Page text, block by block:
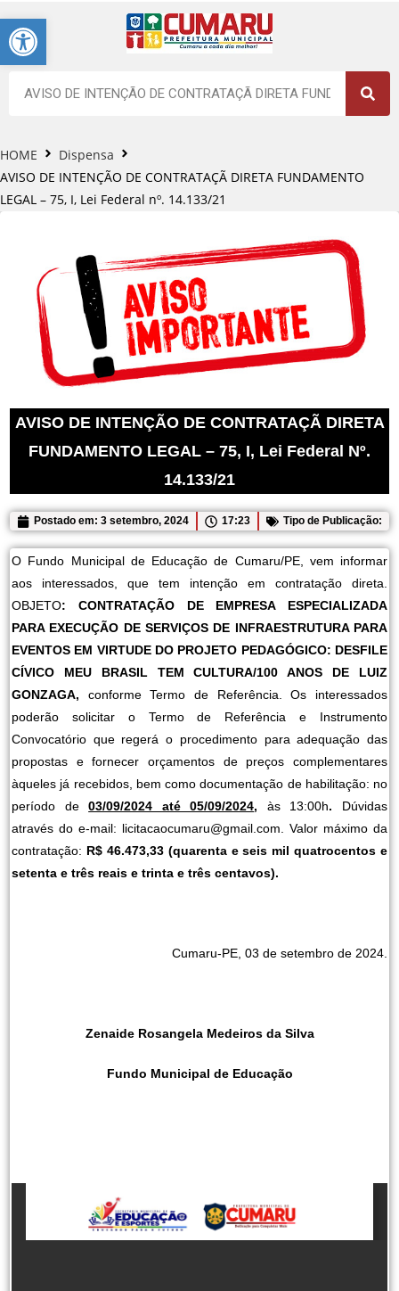
Barra de Ferramentas Aberta
HOME
Dispensa
AVISO DE INTENÇÃO DE CONTRATAÇÃ DIRETA FUNDAMENTO
LEGAL – 75, I, Lei Federal nº. 14.133/21
AVISO DE INTENÇÃO DE CONTRATAÇÃ DIRETA
FUNDAMENTO LEGAL – 75, I, Lei Federal Nº.
14.133/21
Postado em: 3 setembro, 2024 17:23 Tipo de Publicação:
O Fundo Municipal de Educação de Cumaru/PE, vem informar
aos interessados, que tem intenção em contratação direta.
OBJETO: CONTRATAÇÃO DE EMPRESA ESPECIALIZADA
PARA EXECUÇÃO DE SERVIÇOS DE INFRAESTRUTURA PARA
EVENTOS EM VIRTUDE DO PROJETO PEDAGÓGICO: DESFILE
CÍVICO MEU BRASIL TEM CULTURA/100 ANOS DE LUIZ
GONZAGA, conforme Termo de Referência.
Os interessados
poderão solicitar o Termo de Referência e Instrumento
Convocatório que regerá o procedimento para adequação das
propostas e fornecer orçamentos de preços complementares
àqueles já recebidos, bem como documentação de habilitação: no
período de03/09/2024 até 05/09/2024, às 13:00h. Dúvidas
através do e-mail: licitacaocumaru@gmail.com. Valor máximo da
contratação: R$ 46.473,33(quarenta e seis mil quatrocentos e
setenta e três reais e trinta e três centavos).
Cumaru-PE, 03 de setembro de 2024.
Zenaide Rosangela Medeiros da Silva
Fundo Municipal de Educação